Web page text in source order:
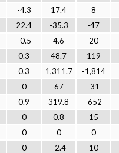
-4.3 17.4
8
22.4 -35.3
-47
-0.5 4.6
20
0.3 48.7
119
0.3 1,311.7
-1,814
0 67
-31
0.9 319.8
-652
0 0.8
15
0 0
0
0 -2.4
10